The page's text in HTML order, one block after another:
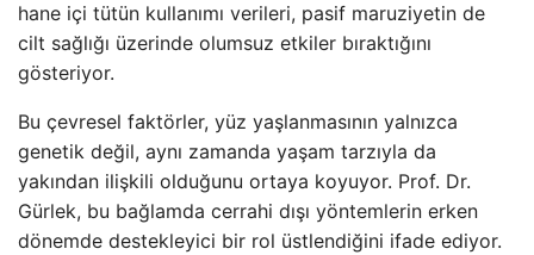
hane içi tütün kullanımı verileri, pasif maruziyetin de
cilt sağlığı üzerinde olumsuz etkiler bıraktığını
gösteriyor.
Bu çevresel faktörler, yüz yaşlanmasının yalnızca
genetik değil, aynı zamanda yaşam tarzıyla da
yakından ilişkili olduğunu ortaya koyuyor. Prof. Dr.
Gürlek, bu bağlamda cerrahi dışı yöntemlerin erken
dönemde destekleyici bir rol üstlendiğini ifade ediyor.